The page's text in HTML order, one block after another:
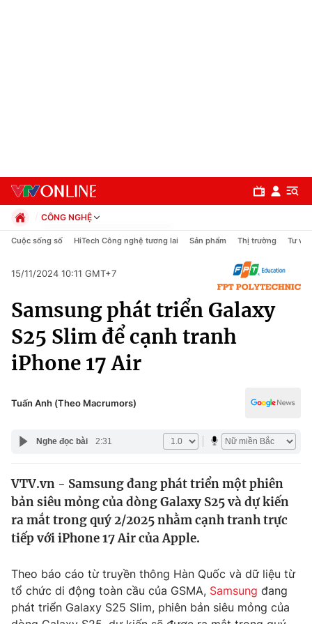
Chính trị
Xã hội
Pháp luật
Y tế
Thế giới
Tin tức
Thế giới đó đây
Kinh tế
Tài chính
Thị trường
Góc doanh nghiệp
Truyền hình
CÔNG NGHỆ
Chính trị
Pháp luật
Thể thao
Truyền hình
Văn hóa - Giải trí
Y tế
Công nghệ
Cuộc sống số HiTech Công nghệ tương lai Sản phẩm Thị trường Tư vấn
15/11/2024 10:11 GMT+7
Samsung phát triển Galaxy
S25 Slim để cạnh tranh
iPhone 17 Air
Tuấn Anh (Theo Macrumors)
Nghe đọc bài 2:31
VTV.vn - Samsung đang phát triển một phiên
bản siêu mỏng của dòng Galaxy S25 và dự kiến
ra mắt trong quý 2/2025 nhằm cạnh tranh trực
tiếp với iPhone 17 Air của Apple.
Theo báo cáo từ truyền thông Hàn Quốc và dữ liệu từ
tổ chức di động toàn cầu của GSMA, Samsung đang
phát triển Galaxy S25 Slim, phiên bản siêu mỏng của